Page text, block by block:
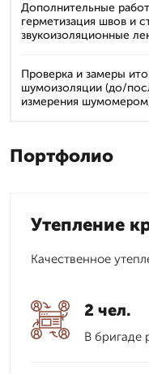
Дополнительные
герметизация швов и
звукоизоляционные
Проверка и замеры
шумоизоляции (до/
измерения
Портфолио
Утепление
Качественное
2 чел.
В бригаде